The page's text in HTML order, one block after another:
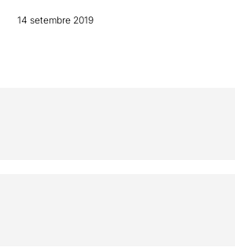
14 setembre 2019